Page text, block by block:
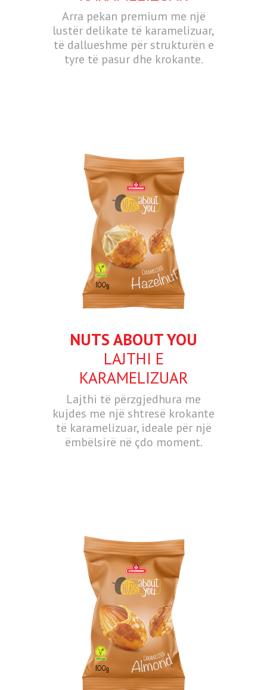
Arra pekan premium me një
lustër delikate të karamelizuar,
të dallueshme për strukturën e
tyre të pasur dhe krokante.
NUTS ABOUT YOU
LAJTHI E
KARAMELIZUAR
Lajthi të përzgjedhura me
kujdes me një shtresë krokante
të karamelizuar, ideale për një
ëmbëlsirë në çdo moment.